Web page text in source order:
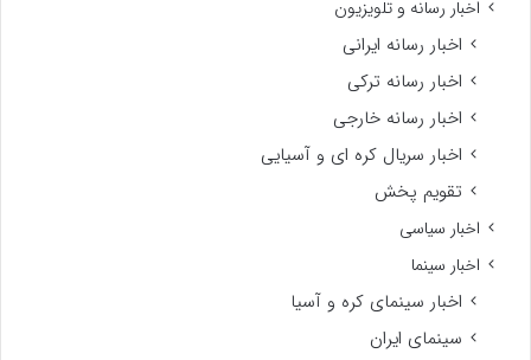
اخبار رسانه و تلویزیون
اخبار رسانه ایرانی
اخبار رسانه ترکی
اخبار رسانه خارجی
اخبار سریال کره ای و آسیایی
تقویم پخش
اخبار سیاسی
اخبار سینما
اخبار سینمای کره و آسیا
سینمای ایران